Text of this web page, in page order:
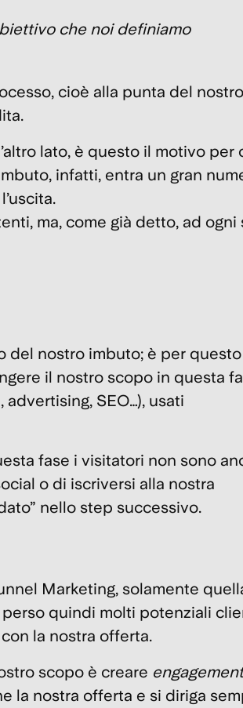
che noi definiamo
cioè alla punta del nostro
.
lato, è questo il motivo per
infatti, entra un gran
ma, come già detto, ad ogni
del nostro imbuto; è per
il nostro scopo in questa
SEO…), usati
fase i visitatori non sono
o di iscriversi alla nostra
nello step successivo.
Marketing, solamente
quindi molti potenziali
la nostra offerta.
scopo è creare engagement
la nostra offerta e si diriga